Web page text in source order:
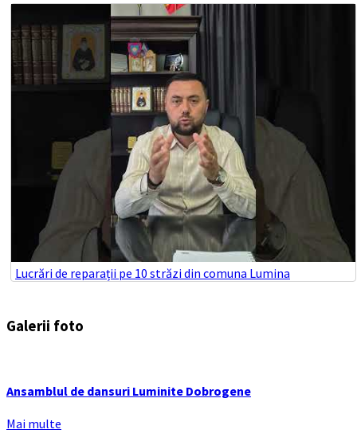
Lucrări de reparații pe 10 străzi din comuna Lumina
Galerii foto
Ansamblul de dansuri Luminite Dobrogene
Mai multe